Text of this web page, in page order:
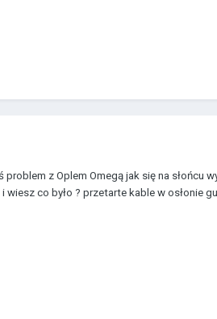
problem z Oplem Omegą jak się na
wiesz co było ? przetarte kable w